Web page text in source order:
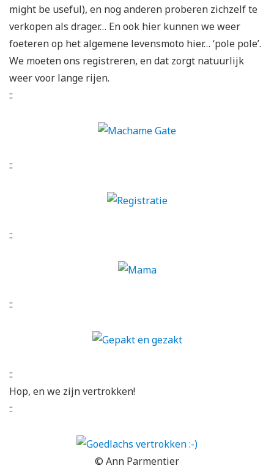
might be useful), en nog anderen proberen zichzelf te
verkopen als drager… En ook hier kunnen we weer
foeteren op het algemene levensmoto hier… ‘pole pole’.
We moeten ons registreren, en dat zorgt natuurlijk
weer voor lange rijen.
::
::
::
::
::
Hop, en we zijn vertrokken!
::
© Ann Parmentier